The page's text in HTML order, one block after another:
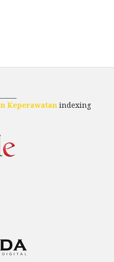
Keperawatan indexing